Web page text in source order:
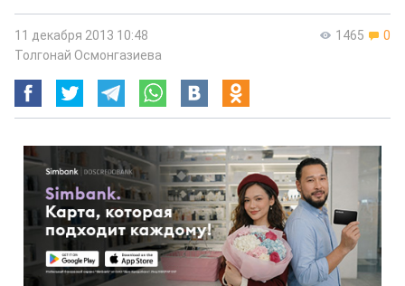
1465 0
11 декабря 2013 10:48
Толгонай Осмонгазиева